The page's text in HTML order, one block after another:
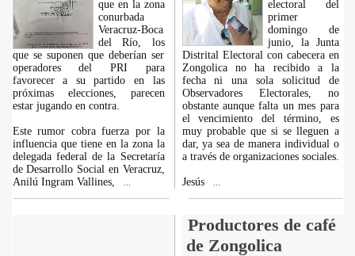
que en la zona
conurbada
Veracruz-Boca
del Río, los
que se suponen que deberían ser
operadores del PRI para
favorecer a su partido en las
próximas elecciones, parecen
estar jugando en contra.
Este rumor cobra fuerza por la
influencia que tiene en la zona la
delegada federal de la Secretaría
de Desarrollo Social en Veracruz,
Anilú Ingram Vallines,
electoral del
primer
domingo de
junio, la Junta
Distrital Electoral con cabecera en
Zongolica no ha recibido a la
fecha ni una sola solicitud de
Observadores Electorales, no
obstante aunque falta un mes para
el vencimiento del término, es
muy probable que si se lleguen a
dar, ya sea de manera individual o
a través de organizaciones sociales.
Jesús
Productores de café
de Zongolica